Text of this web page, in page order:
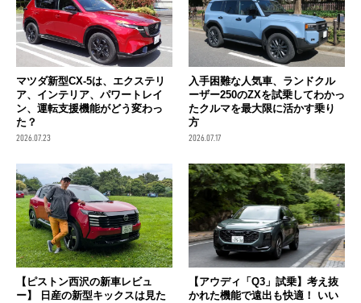
マツダ新型CX-5は、エクステリ
ア、インテリア、パワートレイ
ン、運転支援機能がどう変わっ
た？
2026.07.23
入手困難な人気車、ランドクル
ーザー250のZXを試乗してわかっ
たクルマを最大限に活かす乗り
方
2026.07.17
【ピストン西沢の新車レビュ
ー】 日産の新型キックスは見た
【アウディ「Q3」試乗】考え抜
かれた機能で遠出も快適！ いい